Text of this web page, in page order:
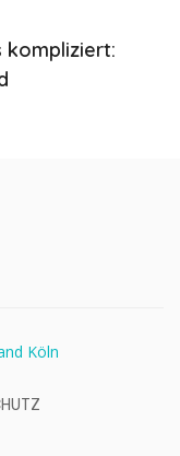
kompliziert:
Köln